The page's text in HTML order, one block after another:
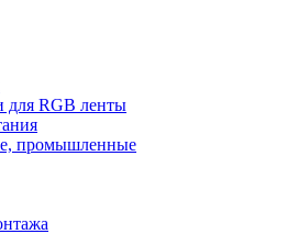
для RGB ленты
промышленные